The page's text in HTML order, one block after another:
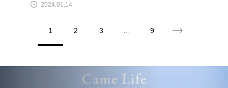
2024.01.14
1 2 3 9